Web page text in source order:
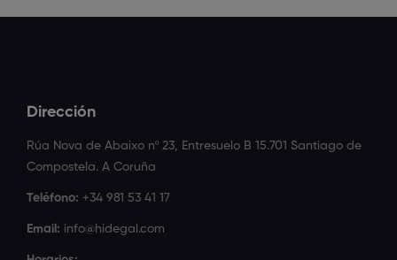
Dirección
Rúa Nova de Abaixo nº 23, Entresuelo B 15.701 Santiago de
Compostela. A Coruña
Teléfono: +34 981 53 41 17
Email: info@hidegal.com